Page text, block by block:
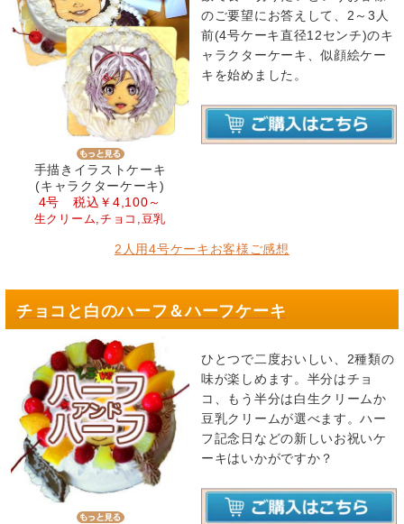
手描きイラストケーキ
(キャラクターケーキ)
4号 税込￥4,100～
生クリーム,チョコ,豆乳
のご要望にお答えして、2～3人
前(4号ケーキ直径12センチ)のキ
ャラクターケーキ、似顔絵ケー
キを始めました。
2人用4号ケーキお客様ご感想
チョコと白のハーフ＆ハーフケーキ
ひとつで二度おいしい、2種類の
味が楽しめます。半分はチョ
コ、もう半分は白生クリームか
豆乳クリームが選べます。ハー
フ記念日などの新しいお祝いケ
ーキはいかがですか？